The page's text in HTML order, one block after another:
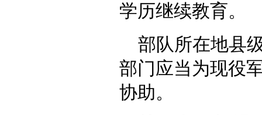
学历继续教育。
部队所在地县
部门应当为现役
协助。